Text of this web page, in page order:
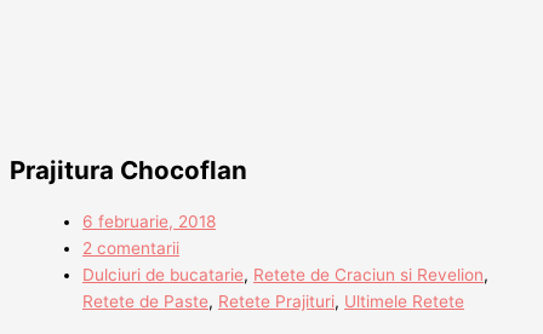
Prajitura Chocoflan
6 februarie, 2018
2 comentarii
Dulciuri de bucatarie, Retete de Craciun si Revelion,
Retete de Paste, Retete Prajituri, Ultimele Retete